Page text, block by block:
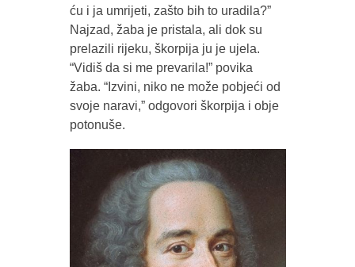
ću i ja umrijeti, zašto bih to uradila?”
Najzad, žaba je pristala, ali dok su
prelazili rijeku, škorpija ju je ujela.
“Vidiš da si me prevarila!” povika
žaba. “Izvini, niko ne može pobjeći od
svoje naravi,” odgovori škorpija i obje
potonuše.